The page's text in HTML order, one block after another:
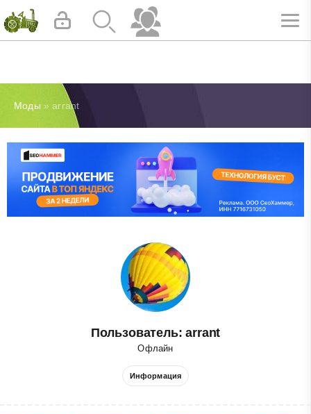
Моды » arrant
Пользователь: arrant
Офлайн
Информация